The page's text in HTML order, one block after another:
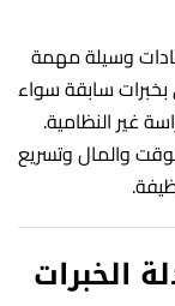
وسيلة مهمة
سابقة سواء
غير النظامية.
والمال وتسريع
الخبرات